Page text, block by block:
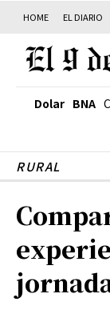
HOME EL DIARIO
Dolar BNA
RURAL